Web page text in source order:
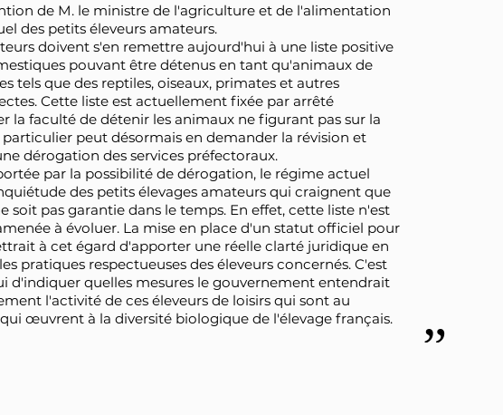
de M. le ministre de l'agriculture et de l'alimentation
des petits éleveurs amateurs.
doivent s'en remettre aujourd'hui à une liste positive
pouvant être détenus en tant qu'animaux de
tels que des reptiles, oiseaux, primates et autres
Cette liste est actuellement fixée par arrêté
la faculté de détenir les animaux ne figurant pas sur la
peut désormais en demander la révision et
dérogation des services préfectoraux.
par la possibilité de dérogation, le régime actuel
des petits élevages amateurs qui craignent que
soit pas garantie dans le temps. En effet, cette liste n'est
à évoluer. La mise en place d'un statut officiel pour
à cet égard d'apporter une réelle clarté juridique en
pratiques respectueuses des éleveurs concernés. C'est
d'indiquer quelles mesures le gouvernement entendrait
l'activité de ces éleveurs de loisirs qui sont au
œuvrent à la diversité biologique de l'élevage français.